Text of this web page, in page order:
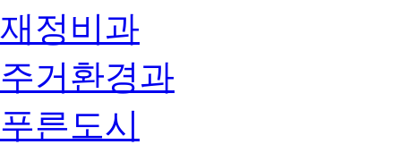
재정비과
주거환경과
푸른도시